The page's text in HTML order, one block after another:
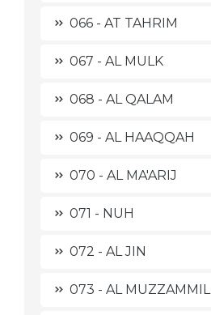
066 - AT TAHRIM
067 - AL MULK
068 - AL QALAM
069 - AL HAAQQAH
070 - AL MA'ARIJ
071 - NUH
072 - AL JIN
073 - AL MUZZAMMIL